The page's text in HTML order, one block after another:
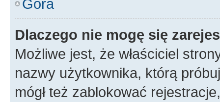
Góra
Dlaczego nie mogę się
Możliwe jest, że właściciel
nazwy użytkownika, którą
mógł też zablokować